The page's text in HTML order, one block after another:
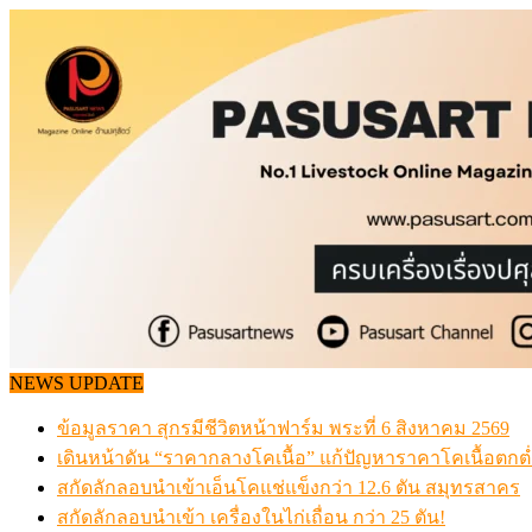
content
NEWS UPDATE
ข้อมูลราคา สุกรมีชีวิตหน้าฟาร์ม พระที่ 6 สิงหาคม 2569
เดินหน้าดัน “ราคากลางโคเนื้อ” แก้ปัญหาราคาโคเนื้อตก
สกัดลักลอบนำเข้าเอ็นโคแช่แข็งกว่า 12.6 ตัน สมุทรสาคร
สกัดลักลอบนำเข้า เครื่องในไก่เถื่อน กว่า 25 ตัน!